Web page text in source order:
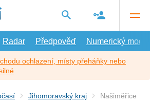
Radar Předpověď Numerický model
ochlazení, místy přeháňky nebo
Jihomoravský kraj Našiměřice